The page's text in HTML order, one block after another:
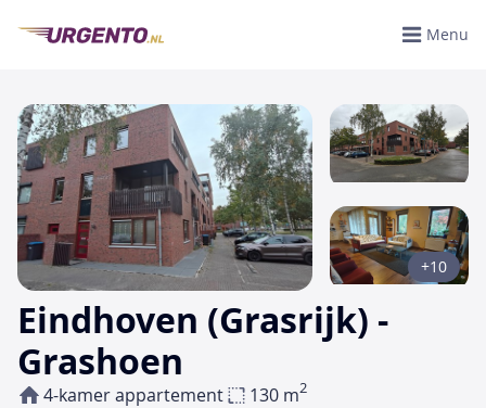
Menu
Eindhoven (Grasrijk) -
Grashoen
4-kamer appartement 130 m2
+10